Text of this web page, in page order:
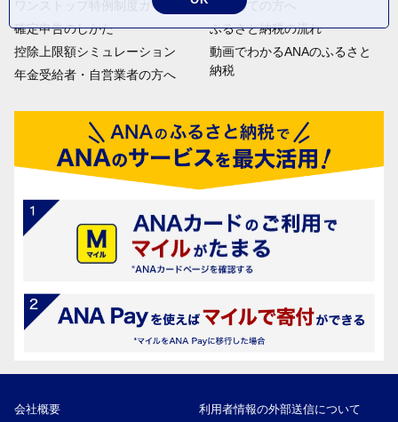
ワンストップ特例制度ガイド
確定申告のしかた
控除上限額シミュレーション
年金受給者・自営業者の方へ
はじめての方へ
ふるさと納税の流れ
動画でわかるANAのふるさと
納税
会社概要 利用者情報の外部送信について